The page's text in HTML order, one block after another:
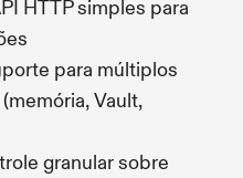
HTTP simples para
para múltiplos
Vault,
granular sobre